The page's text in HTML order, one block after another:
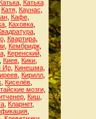
Катька, Катька
Катя, Каунас
, Кафе,
Каховка
, Квартира,
, Кембридж,
, Керенский,
Киев Кики
Ир, Кинешма,
Кирилл
Киселёв
мозги,
Киш
Кларнет,